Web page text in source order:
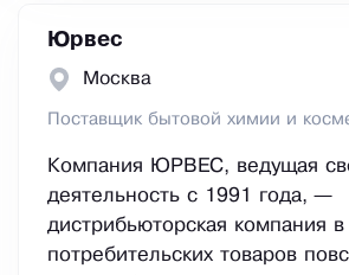
Юрвес
Москва
Поставщик бытовой химии и
Компания ЮРВЕС, ведущая
деятельность с 1991 года, —
дистрибьюторская компания в
потребительских товаров